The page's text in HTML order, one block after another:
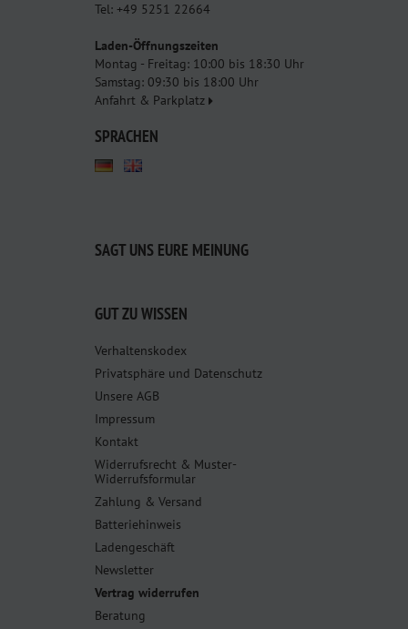
Tel: +49 5251 22664
Laden-Öffnungszeiten
Montag - Freitag: 10:00 bis 18:30 Uhr
Samstag: 09:30 bis 18:00 Uhr
Anfahrt & Parkplatz
SPRACHEN
SAGT UNS EURE MEINUNG
GUT ZU WISSEN
Verhaltenskodex
Privatsphäre und Datenschutz
Unsere AGB
Impressum
Kontakt
Widerrufsrecht & Muster-
Widerrufsformular
Zahlung & Versand
Batteriehinweis
Ladengeschäft
Newsletter
Vertrag widerrufen
Beratung